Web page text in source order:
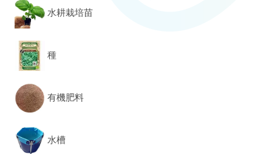
水耕栽培苗
種
有機肥料
水槽